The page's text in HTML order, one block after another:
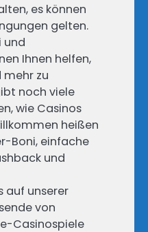
es können
gelten.
und
Ihnen helfen,
mehr zu
noch viele
wie Casinos
heißen
Boni, einfache
und
auf unserer
von
Casinospiele